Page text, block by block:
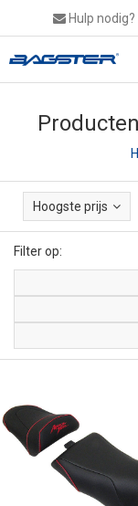
Hulp nodig?
Hoogste prijs
Filter op: